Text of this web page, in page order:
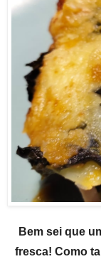
Bem sei que
fresca! Como